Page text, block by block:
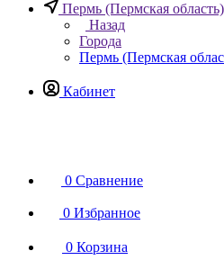
Пермь (Пермская область)
Назад
Города
Пермь (Пермская
Кабинет
0 Сравнение
0 Избранное
0 Корзина